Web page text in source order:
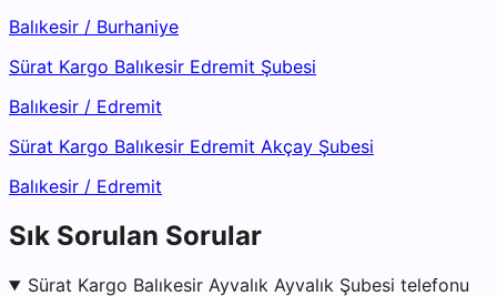
Balıkesir / Burhaniye
Sürat Kargo Balıkesir Edremit Şubesi
Balıkesir / Edremit
Sürat Kargo Balıkesir Edremit Akçay Şubesi
Balıkesir / Edremit
Sık Sorulan Sorular
Sürat Kargo Balıkesir Ayvalık Ayvalık Şubesi telefonu